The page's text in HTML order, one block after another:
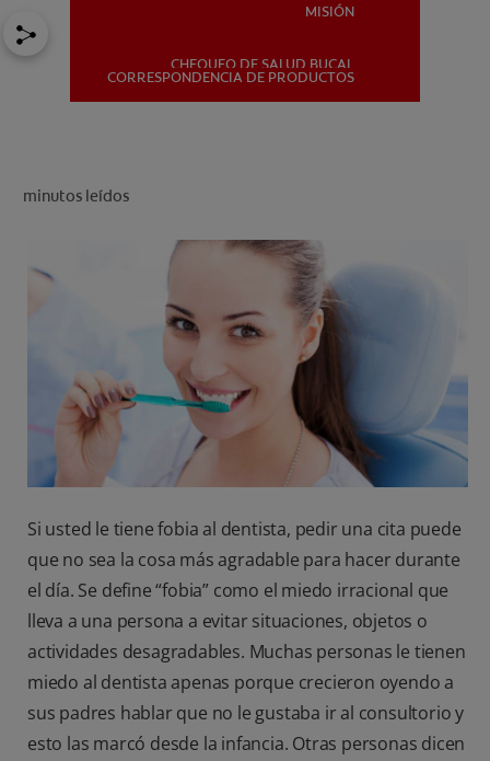
PARA PROFESIONALES
MISIÓN
CHEQUEO DE SALUD BUCAL
CORRESPONDENCIA DE PRODUCTOS
minutos leídos
Si usted le tiene fobia al dentista, pedir una cita puede
que no sea la cosa más agradable para hacer durante
el día. Se define “fobia” como el miedo irracional que
lleva a una persona a evitar situaciones, objetos o
actividades desagradables. Muchas personas le tienen
miedo al dentista apenas porque crecieron oyendo a
sus padres hablar que no le gustaba ir al consultorio y
esto las marcó desde la infancia. Otras personas dicen